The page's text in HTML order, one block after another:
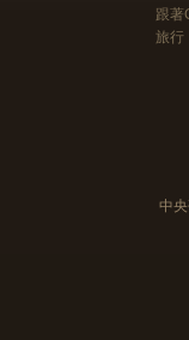
跟
旅行
中